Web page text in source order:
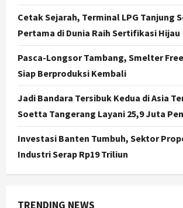
Cetak Sejarah, Terminal LPG Tanjung
Pertama di Dunia Raih Sertifikasi Hijau
Pasca-Longsor Tambang, Smelter
Siap Berproduksi Kembali
Jadi Bandara Tersibuk Kedua di Asia
Soetta Tangerang Layani 25,9 Juta
Investasi Banten Tumbuh, Sektor
Industri Serap Rp19 Triliun
TRENDING NEWS
5
Nasional
BRIN Kembangkan
Mulai Rp75 Ribu untuk
Rakyat
Agustus 7, 2026
Hari Jadi Pati ke-703
Momentum
Badrudin
Agustus 8, 2026
Jogja